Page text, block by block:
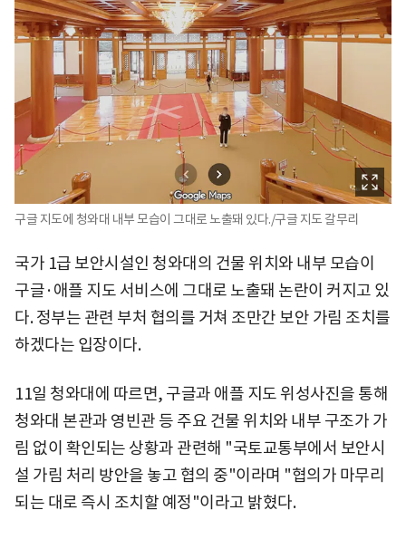
구글 지도에 청와대 내부 모습이 그대로 노출돼 있다./구글 지도 갈무리
국가 1급 보안시설인 청와대의 건물 위치와 내부 모습이
구글·애플 지도 서비스에 그대로 노출돼 논란이 커지고 있
다. 정부는 관련 부처 협의를 거쳐 조만간 보안 가림 조치를
하겠다는 입장이다.
11일 청와대에 따르면, 구글과 애플 지도 위성사진을 통해
청와대 본관과 영빈관 등 주요 건물 위치와 내부 구조가 가
림 없이 확인되는 상황과 관련해 "국토교통부에서 보안시
설 가림 처리 방안을 놓고 협의 중"이라며 "협의가 마무리
되는 대로 즉시 조치할 예정"이라고 밝혔다.